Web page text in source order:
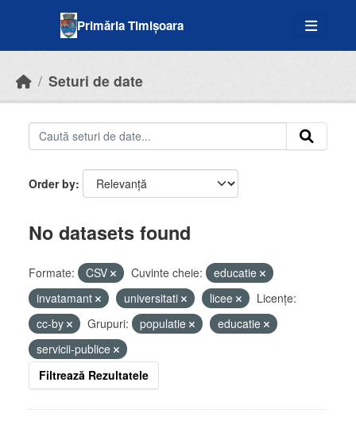
Primăria Timișoara
Seturi de date
Order by
No datasets found
Formate: CSV Cuvinte cheie:
educatie
invatamant
universitati licee
Licenţe:
cc-by
Grupuri: populatie
educatie
servicii-publice
Filtrează Rezultatele